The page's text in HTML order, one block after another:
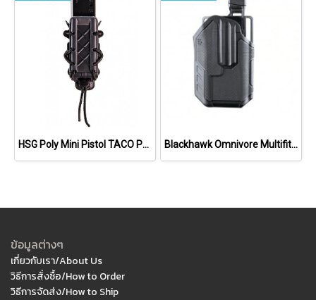
HSG Poly Mini Pistol TACO Pouch Blackhawk Omnivore Multifit Holsters
ข้อมูลต่างๆ
เกี่ยวกับเรา/About Us
วิธีการสั่งซื้อ/How to Order
วิธีการจัดส่ง/How to Ship